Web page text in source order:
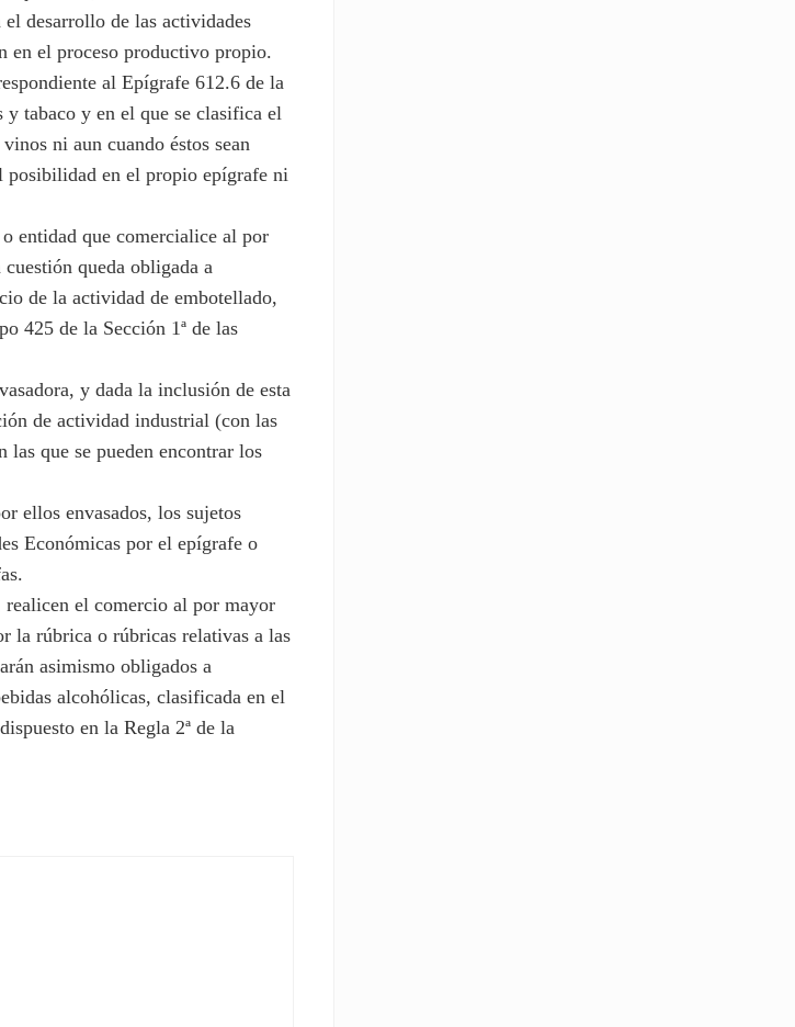
desarrollo de las actividades
en el proceso productivo propio.
al Epígrafe 612.6 de la
tabaco y en el que se clasifica el
ni aun cuando éstos sean
posibilidad en el propio epígrafe ni
entidad que comercialice al por
queda obligada a
de la actividad de embotellado,
425 de la Sección 1ª de las
y dada la inclusión de esta
de actividad industrial (con las
las que se pueden encontrar los
ellos envasados, los sujetos
Económicas por el epígrafe o
el comercio al por mayor
la rúbrica o rúbricas relativas a las
asimismo obligados a
alcohólicas, clasificada en el
en la Regla 2ª de la